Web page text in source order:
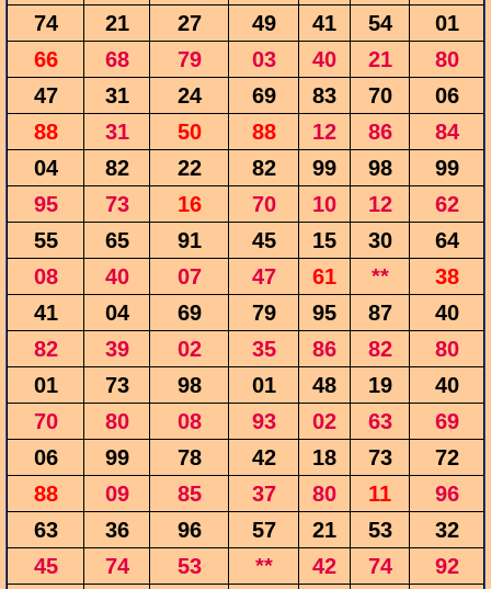
74
21 27 49 41 54
01
66
68 79 03 40 21
80
47
31 24 69 83 70
06
88
31 50 88 12 86
84
04
82 22 82 99 98
99
95
73 16 70 10 12
62
55
65 91 45 15 30
64
08
40 07 47 61 **
38
41
04 69 79 95 87
40
82
39 02 35 86 82
80
01
73 98 01 48 19
40
70
80 08 93 02 63
69
06
99 78 42 18 73
72
88
09 85 37 80 11
96
63
36 96 57 21 53
32
45
74 53 ** 42 74
92